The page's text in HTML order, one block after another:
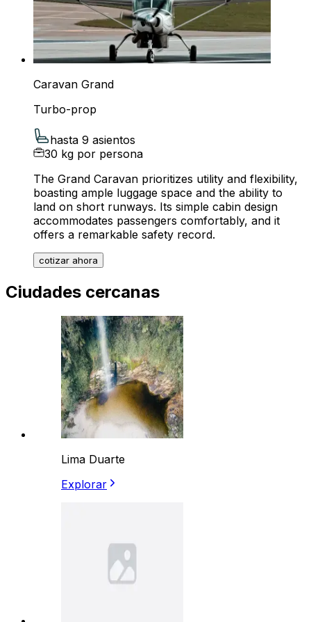
Caravan Grand
Turbo-prop
hasta 9 asientos
30 kg por persona
The Grand Caravan prioritizes utility and flexibility,
boasting ample luggage space and the ability to
land on short runways. Its simple cabin design
accommodates passengers comfortably, and it
offers a remarkable safety record.
cotizar ahora
Ciudades cercanas
Lima Duarte
Explorar